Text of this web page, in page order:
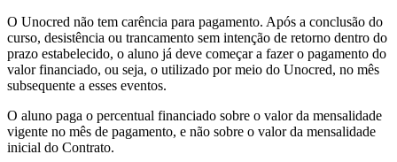
O Unocred não tem carência para pagamento. Após a conclusão do
curso, desistência ou trancamento sem intenção de retorno dentro do
prazo estabelecido, o aluno já deve começar a fazer o pagamento do
valor financiado, ou seja, o utilizado por meio do Unocred, no mês
subsequente a esses eventos.
O aluno paga o percentual financiado sobre o valor da mensalidade
vigente no mês de pagamento, e não sobre o valor da mensalidade
inicial do Contrato.